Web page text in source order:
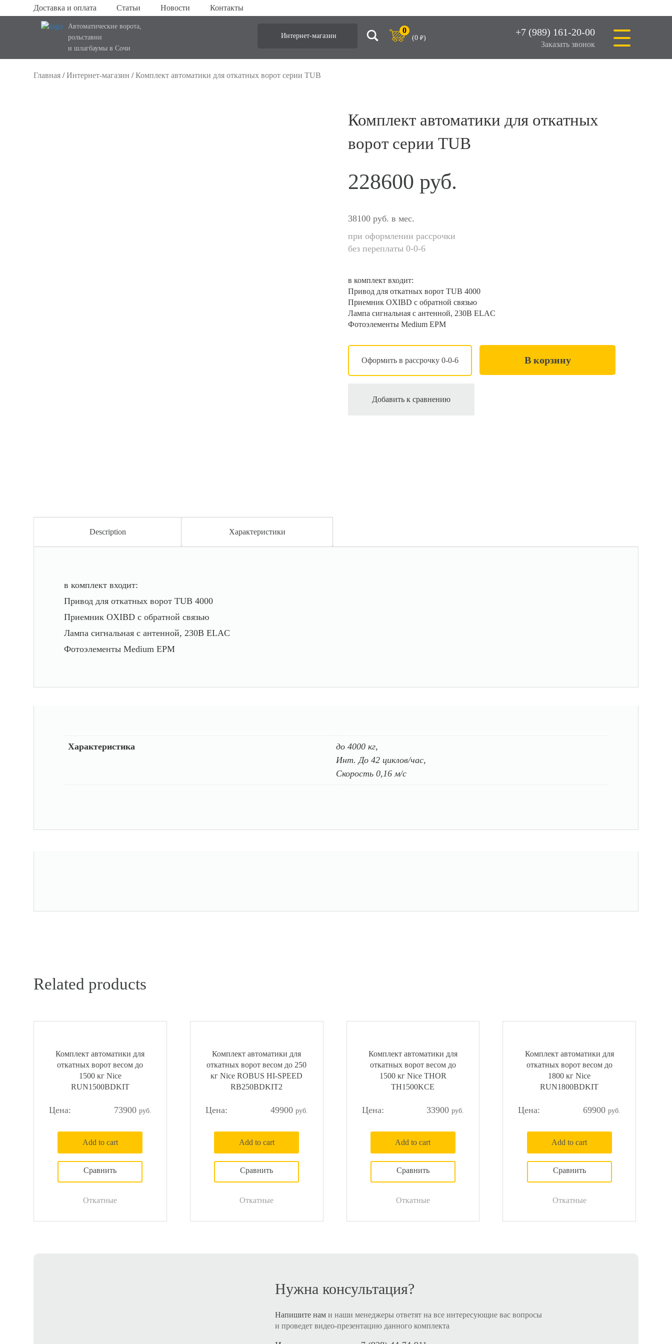
Доставка и оплата Статьи Новости Контакты
Автоматические ворота,
рольставни
и шлагбаумы в Сочи
Интернет-магазин
0
(0 ₽)
+7 (989) 161-20-00
Заказать звонок
Главная /Интернет-магазин /Комплект автоматики для откатных ворот серии TUB
Комплект автоматики для откатных
ворот серии TUB
228600
38100 руб. в мес.
при оформлении рассрочки
без переплаты 0-0-6
в комплект входит:
Привод для откатных ворот TUB 4000
Приемник OXIBD с обратной связью
Лампа сигнальная с антенной, 230В ELAC
Фотоэлементы Medium EPM
Оформить в рассрочку 0-0-6 В корзину
Добавить к сравнению
Description Характеристики
в комплект входит:
Привод для откатных ворот TUB 4000
Приемник OXIBD с обратной связью
Лампа сигнальная с антенной, 230В ELAC
Фотоэлементы Medium EPM
Характеристика
до 4000 кг,
Инт. До 42 циклов/час,
Скорость 0,16 м/с
Related products
Комплект автоматики для
откатных ворот весом до
1500 кг Nice
RUN1500BDKIT
73900
Add to cart
Откатные
Комплект автоматики для
откатных ворот весом до 250
кг Nice ROBUS HI-SPEED
RB250BDKIT2
49900
Add to cart
Откатные
Комплект автоматики для
откатных ворот весом до
1500 кг Nice THOR
TH1500KCE
33900
Add to cart
Откатные
Комплект автоматики для
откатных ворот весом до
1800 кг Nice
RUN1800BDKIT
69900
Add to cart
Откатные
Нужна консультация?
Напишите нам и наши менеджеры ответят на все интересующие вас вопросы
и проведет видео-презентацию данного комплекта